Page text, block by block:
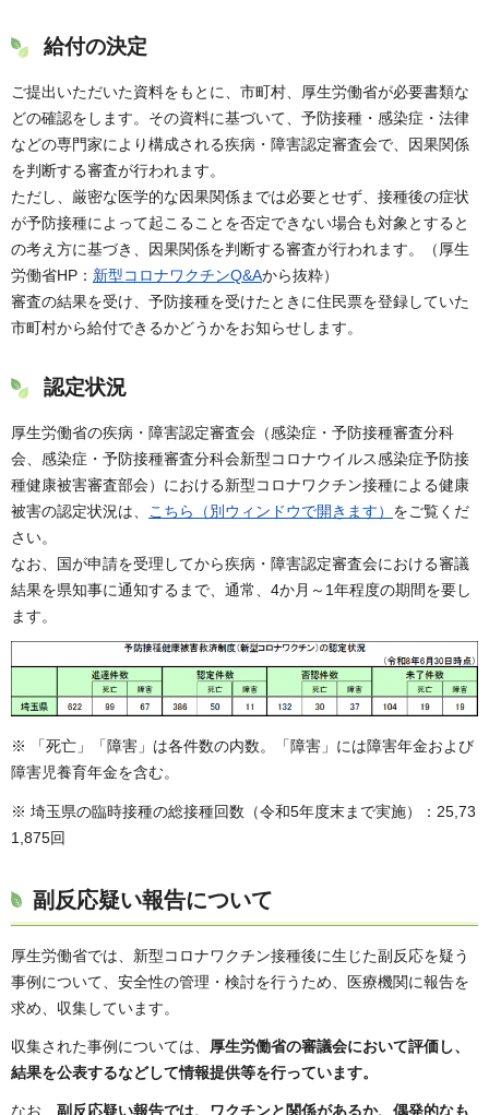
給付の決定
ご提出いただいた資料をもとに、市町村、厚生労働省が必要書類な
どの確認をします。その資料に基づいて、予防接種・感染症・法律
などの専門家により構成される疾病・障害認定審査会で、因果関係
を判断する審査が行われます。
ただし、厳密な医学的な因果関係までは必要とせず、接種後の症状
が予防接種によって起こることを否定できない場合も対象とすると
の考え方に基づき、因果関係を判断する審査が行われます。（厚生
労働省HP： 新型コロナワクチンQ&Aから抜粋）
審査の結果を受け、予防接種を受けたときに住民票を登録していた
市町村から給付できるかどうかをお知らせします。
認定状況
厚生労働省の疾病・障害認定審査会（感染症・予防接種審査分科
会、感染症・予防接種審査分科会新型コロナウイルス感染症予防接
種健康被害審査部会）における新型コロナワクチン接種による健康
被害の認定状況は、 こちら（別ウィンドウで開きます） をご覧くだ
さい。
なお、国が申請を受理してから疾病・障害認定審査会における審議
結果を県知事に通知するまで、通常、4か月～1年程度の期間を要し
ます。
※ 「死亡」「障害」は各件数の内数。「障害」には障害年金および
障害児養育年金を含む。
※ 埼玉県の臨時接種の総接種回数（令和5年度末まで実施）：25,73
1,875回
副反応疑い報告について
厚生労働省では、新型コロナワクチン接種後に生じた副反応を疑う
事例について、安全性の管理・検討を行うため、医療機関に報告を
求め、収集しています。
収集された事例については、 厚生労働省の審議会において評価し、
結果を公表するなどして情報提供等を行っています。
なお、 副反応疑い報告では、ワクチンと関係があるか、偶発的なも